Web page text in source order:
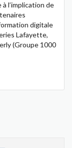
l’implication de
digitale
Lafayette,
(Groupe 1000